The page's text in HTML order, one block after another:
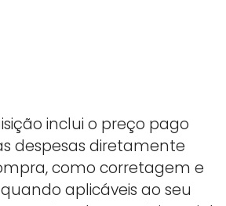
inclui o preço pago
despesas diretamente
como corretagem e
aplicáveis ao seu